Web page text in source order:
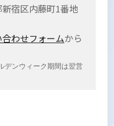
内藤町1番地
合わせフォームから
デンウィーク期間は翌営